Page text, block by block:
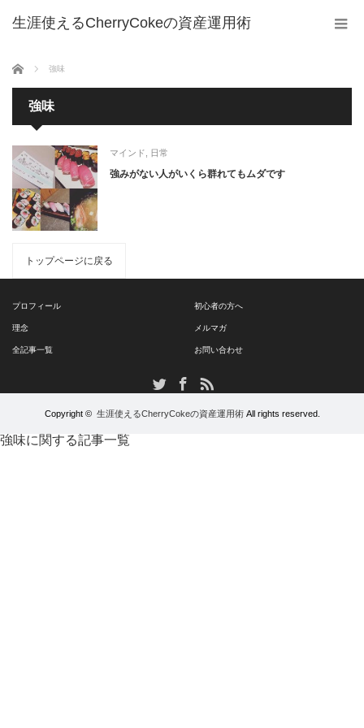
生涯使えるCherryCokeの資産運用術
ホーム 強味
強味
マインド 日常
強みがない人がいくら群れてもムダです
トップページに戻る
プロフィール 初心者の方へ
理念 メルマガ
全記事一覧 お問い合わせ
TwitterFacebook
Copyright © 生涯使えるCherryCokeの資産運用術All rights reserved.
強味に関する記事一覧